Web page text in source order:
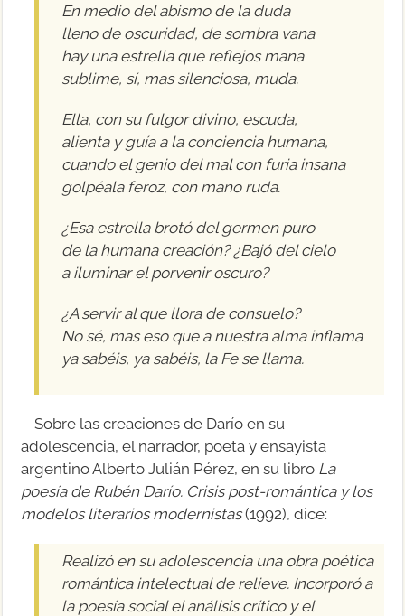
En medio del abismo de la duda
lleno de oscuridad, de sombra vana
hay una estrella que reflejos mana
sublime, sí, mas silenciosa, muda.
Ella, con su fulgor divino, escuda,
alienta y guía a la conciencia humana,
cuando el genio del mal con furia insana
golpéala feroz, con mano ruda.
¿Esa estrella brotó del germen puro
de la humana creación? ¿Bajó del cielo
a iluminar el porvenir oscuro?
¿A servir al que llora de consuelo?
No sé, mas eso que a nuestra alma inflama
ya sabéis, ya sabéis, la Fe se llama.
Sobre las creaciones de Darío en su
adolescencia, el narrador, poeta y ensayista
argentino Alberto Julián Pérez, en su libro La
poesía de Rubén Darío. Crisis post-romántica y los
modelos literarios modernistas(1992), dice:
Realizó en su adolescencia una obra poética
romántica intelectual de relieve. Incorporó a
la poesía social el análisis crítico y el